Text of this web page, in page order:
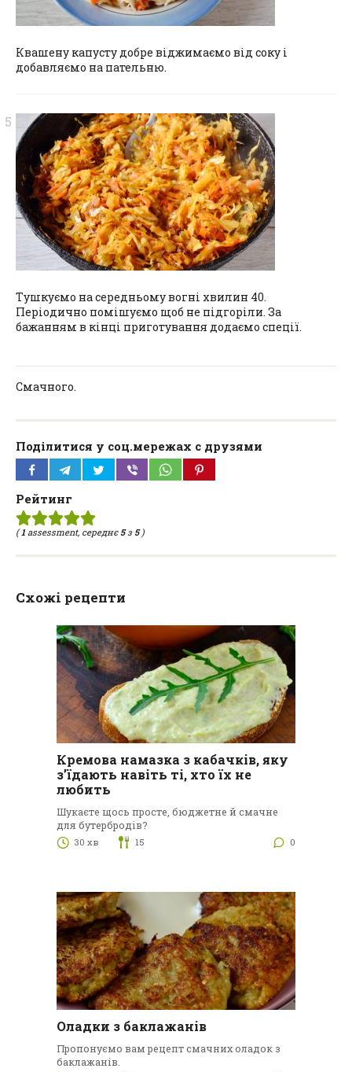
Квашену капусту добре віджимаємо від соку і
добавляємо на пательню.
Тушкуємо на середньому вогні хвилин 40.
Періодично помішуємо щоб не підгоріли. За
бажанням в кінці приготування додаємо спеції.
Смачного.
Поділитися у соц.мережах с друзями
Рейтинг
(1assessment, середнє5з 5)
Схожі рецепти
Кремова намазка з кабачків, яку
з’їдають навіть ті, хто їх не
любить
Шукаєте щось просте, бюджетне й смачне
для бутербродів?
30 хв 15 0
Оладки з баклажанів
Пропонуємо вам рецепт смачних оладок з
баклажанів.